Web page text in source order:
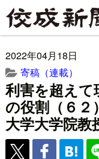
2022年04月18日
寄稿（連載）
利害を超え
の役割（６
大学大学院教